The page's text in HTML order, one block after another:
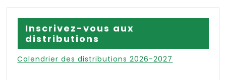
Inscrivez-vous aux
distributions
Calendrier des distributions 2026-2027